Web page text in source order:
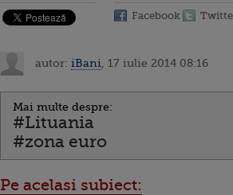
Facebook
autor: iBani , 17 iulie 2014 08:16
Mai multe despre:
#Lituania
#zona euro
Pe acelasi subiect: